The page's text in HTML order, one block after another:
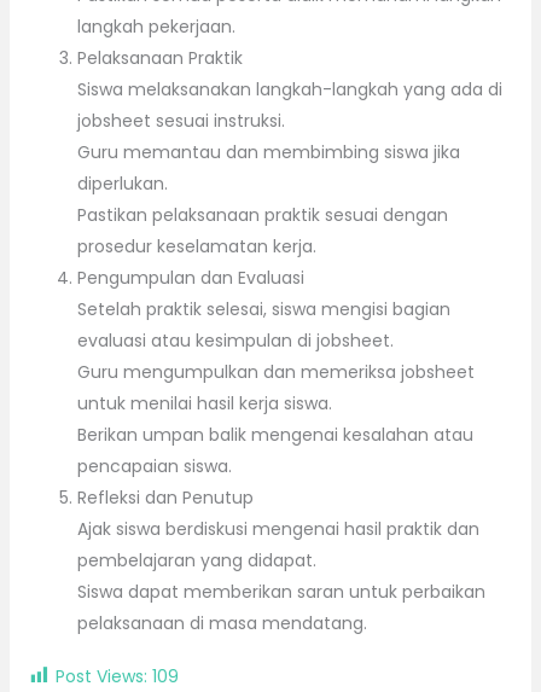
langkah pekerjaan.
Pelaksanaan Praktik
Siswa melaksanakan langkah-langkah yang ada di
jobsheet sesuai instruksi.
Guru memantau dan membimbing siswa jika
diperlukan.
Pastikan pelaksanaan praktik sesuai dengan
prosedur keselamatan kerja.
Pengumpulan dan Evaluasi
Setelah praktik selesai, siswa mengisi bagian
evaluasi atau kesimpulan di jobsheet.
Guru mengumpulkan dan memeriksa jobsheet
untuk menilai hasil kerja siswa.
Berikan umpan balik mengenai kesalahan atau
pencapaian siswa.
Refleksi dan Penutup
Ajak siswa berdiskusi mengenai hasil praktik dan
pembelajaran yang didapat.
Siswa dapat memberikan saran untuk perbaikan
pelaksanaan di masa mendatang.
Post Views: 109